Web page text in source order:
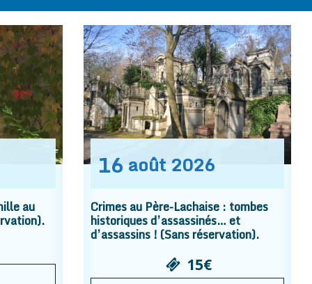
au
16 août 2026
Crimes au Père-Lachaise : tombes
historiques d’assassinés… et
d’assassins ! (Sans réservation).
15€